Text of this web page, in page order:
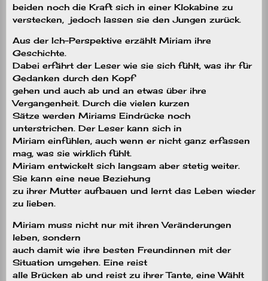
beiden noch die Kraft sich in einer Klokabine zu
verstecken,
jedoch lassen sie den Jungen zurück.
Aus der Ich-Perspektive erzählt Miriam ihre
Geschichte.
Dabei erfährt der Leser wie sie sich fühlt, was ihr für
Gedanken durch den Kopf
gehen und auch ab und an etwas über ihre
Vergangenheit. Durch die vielen kurzen
Sätze werden Miriams Eindrücke noch
unterstrichen. Der Leser kann sich in
Miriam einfühlen, auch wenn er nicht ganz erfassen
mag, was sie wirklich fühlt.
Miriam entwickelt sich langsam aber stetig weiter.
Sie kann eine neue Beziehung
zu ihrer Mutter aufbauen und lernt das Leben wieder
zu lieben.
Miriam muss nicht nur mit ihren Veränderungen
leben, sondern
auch damit wie ihre besten Freundinnen mit der
Situation umgehen. Eine reist
alle Brücken ab und reist zu ihrer Tante, eine Wählt